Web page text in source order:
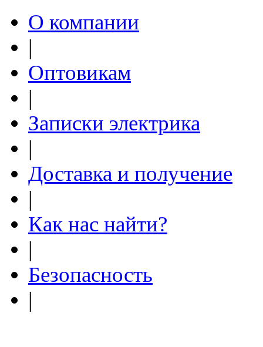
О компании
|
Оптовикам
|
Записки электрика
|
Доставка и получение
|
Как нас найти?
|
Безопасность
|